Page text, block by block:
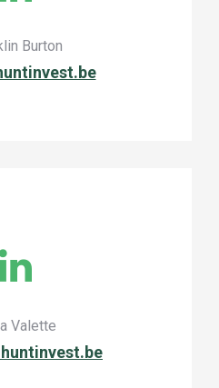
Burton
Valette